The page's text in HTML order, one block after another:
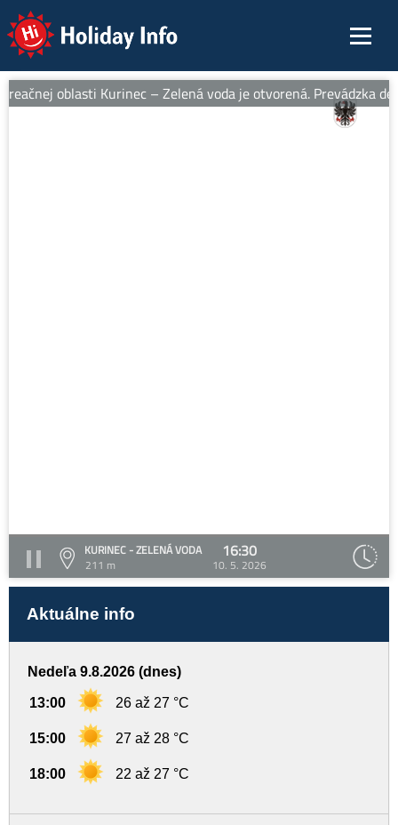
Holiday Info
oblasti Kurinec – Zelená voda je otvorená. Prevádzka
KURINEC - ZELENÁ VODA
211 m
16:30
10. 5. 2026
Aktuálne info
Nedeľa 9.8.2026 (dnes)
13:00 26 až 27 °C
15:00 27 až 28 °C
18:00 22 až 27 °C